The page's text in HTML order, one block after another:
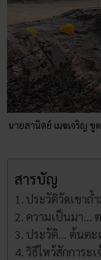
นายสานิตย์ เมฆเจริญ ขู
สารบัญ
ประวัติวัดเขาถ้ำ
ความเป็นมา…
ประวัติ… ต้นตะ
วิธีไหว้สักการะ